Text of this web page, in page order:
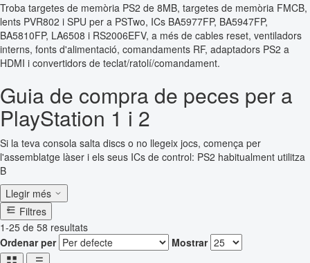
Troba targetes de memòria PS2 de 8MB, targetes de memòria FMCB,
lents PVR802 i SPU per a PSTwo, ICs BA5977FP, BA5947FP,
BA5810FP, LA6508 i RS2006EFV, a més de cables reset, ventiladors
interns, fonts d'alimentació, comandaments RF, adaptadors PS2 a
HDMI i convertidors de teclat/ratolí/comandament.
Guia de compra de peces per a
PlayStation 1 i 2
Si la teva consola salta discs o no llegeix jocs, comença per
l'assemblatge làser i els seus ICs de control: PS2 habitualment utilitza
B
Llegir més
Filtres
1-25 de 58 resultats
Ordenar per
Mostrar